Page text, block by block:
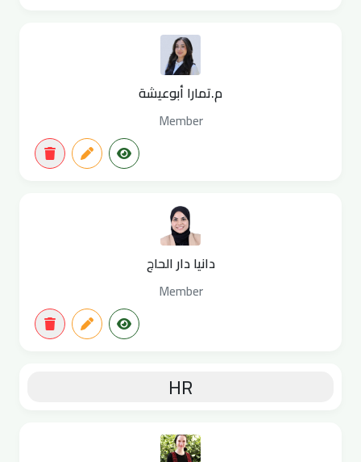
م.تمارا أبوعيشة
Member
دانيا دار الحاج
Member
HR